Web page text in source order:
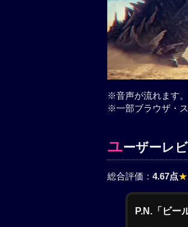
※音声が流れます
※一部ブラウザ・
ユーザーレ
総合評価： 4.67点
P.N.「ビー